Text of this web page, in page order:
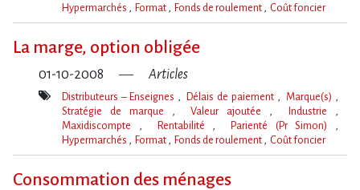
Mot(s)-
Hypermarchés
Format Fonds de roulement Coût foncier
La marge, option obligée
01-10-2008 Articles
Mot(s)-
Distributeurs – Enseignes Délais de paiement
Marque(s)
Stratégie de marque
Valeur ajoutée
Industrie
Maxidiscompte
Rentabilité
Parienté (Pr Simon)
Hypermarchés
Format Fonds de roulement Coût foncier
Consommation des ménages